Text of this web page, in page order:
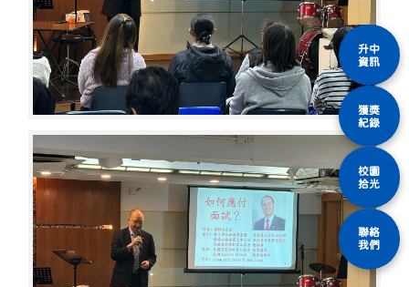
升中
資訊
獲獎
紀錄
校園
拾光
聯絡
我們